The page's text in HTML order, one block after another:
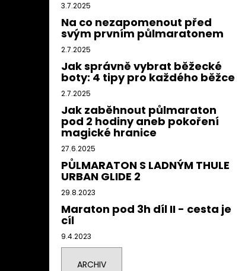
3.7.2025
Na co nezapomenout před
svým prvním půlmaratonem
2.7.2025
Jak správně vybrat běžecké
boty: 4 tipy pro každého běžce
2.7.2025
Jak zaběhnout půlmaraton
pod 2 hodiny aneb pokoření
magické hranice
27.6.2025
PŮLMARATON S LADNÝM THULE
URBAN GLIDE 2
29.8.2023
Maraton pod 3h díl II - cesta je
cíl
9.4.2023
ARCHIV